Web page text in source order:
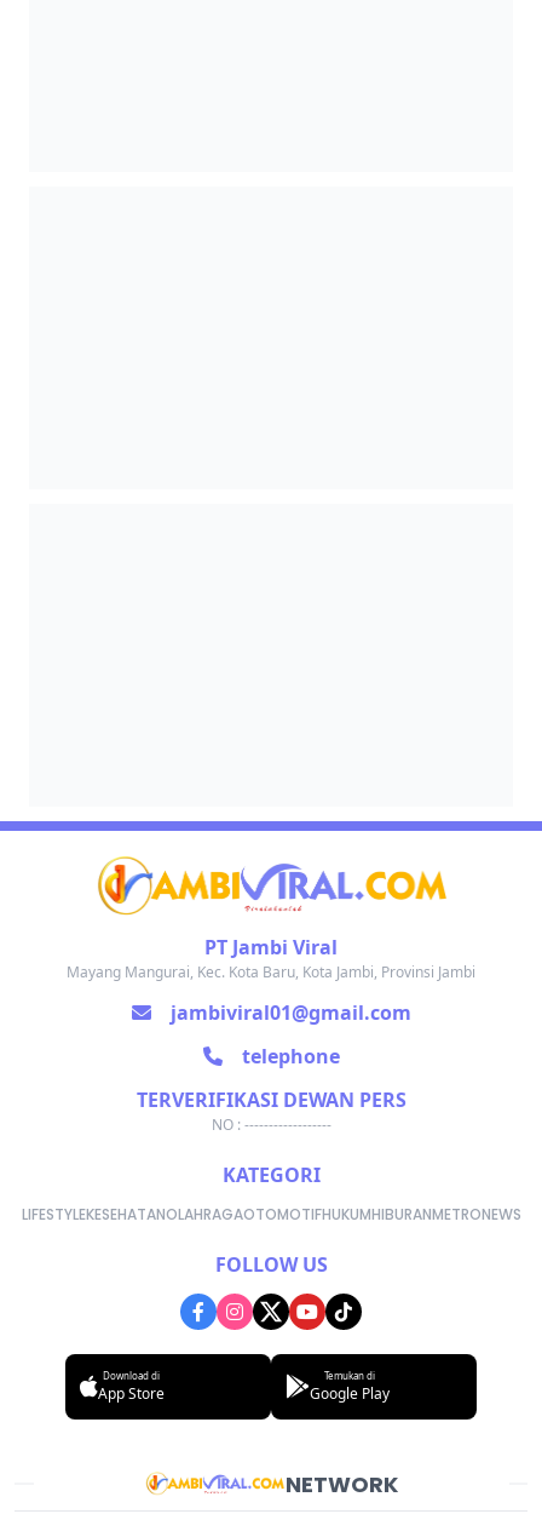
PT Jambi Viral
Mayang Mangurai, Kec. Kota Baru, Kota Jambi, Provinsi Jambi
jambiviral01@gmail.com
telephone
TERVERIFIKASI DEWAN PERS
NO : ------------------
KATEGORI
LIFESTYLEKESEHATANOLAHRAGAOTOMOTIFHUKUMHIBURANMETRONEWS
FOLLOW US
Download di
App Store
Temukan di
Google Play
NETWORK